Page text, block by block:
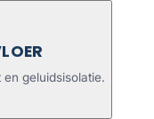
geluidsisolatie.